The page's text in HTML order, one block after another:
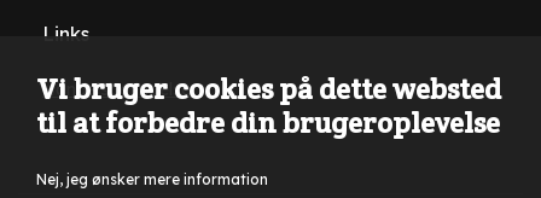
Links
Handelsbetingelser
Vi bruger cookies på dette websted
til at forbedre din brugeroplevelse
Nej, jeg ønsker mere information